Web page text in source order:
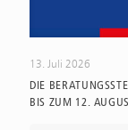
13. Juli 2026
DIE
BIS ZUM 12.